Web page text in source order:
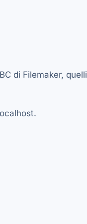
di Filemaker,